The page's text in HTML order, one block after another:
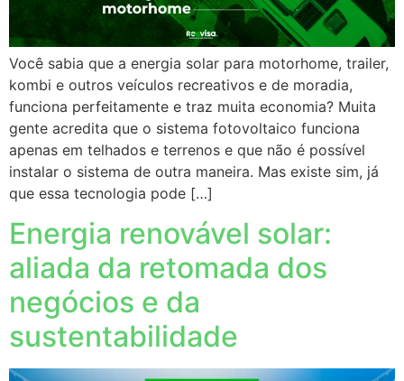
Você sabia que a energia solar para motorhome, trailer,
kombi e outros veículos recreativos e de moradia,
funciona perfeitamente e traz muita economia? Muita
gente acredita que o sistema fotovoltaico funciona
apenas em telhados e terrenos e que não é possível
instalar o sistema de outra maneira. Mas existe sim, já
que essa tecnologia pode […]
Energia renovável solar:
aliada da retomada dos
negócios e da
sustentabilidade